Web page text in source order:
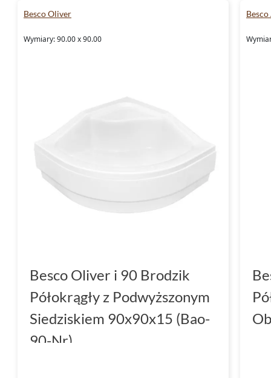
Besco Oliver
Wymiary: 90.00 x 90.00
Besco Oliver i 90 Brodzik
Półokrągły z Podwyższonym
Siedziskiem 90x90x15 (Bao-
90-Nr)